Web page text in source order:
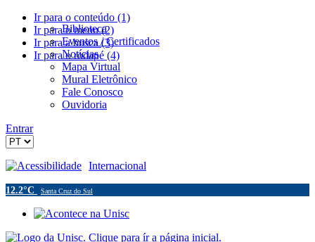
Ir para o conteúdo (1)
Ir para o menu (2)
Ir para a busca (3)
Ir para o rodapé (4)
Biblioteca
Eventos / Certificados
Notícias
Mapa Virtual
Mural Eletrônico
Fale Conosco
Ouvidoria
Entrar
Acessibilidade Internacional
12.2°C Santa Cruz do Sul